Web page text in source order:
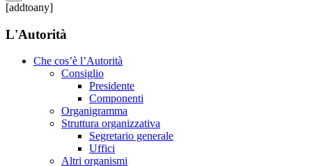
[addtoany]
L'Autorità
Che cos’è l’Autorità
Consiglio
Presidente
Componenti
Organigramma
Struttura organizzativa
Segretario generale
Uffici
Altri organismi